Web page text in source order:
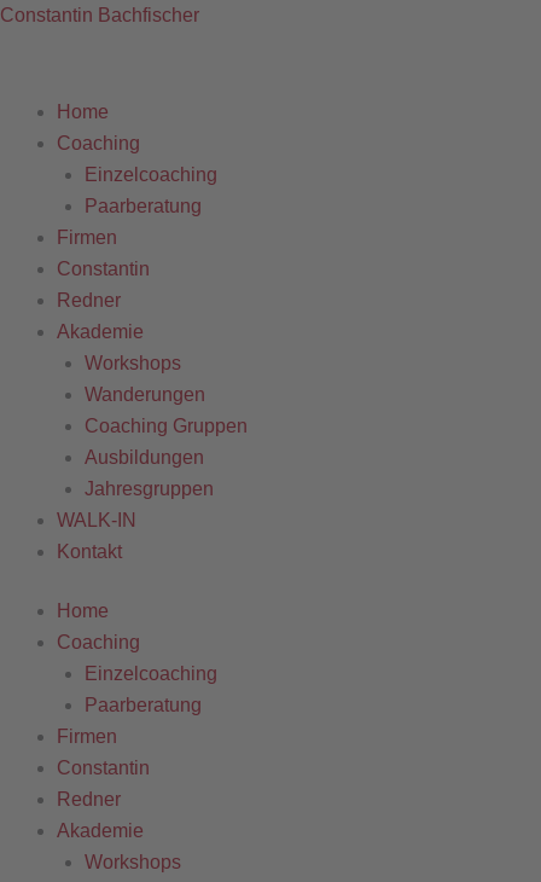
Constantin Bachfischer
Home
Coaching
Einzelcoaching
Paarberatung
Firmen
Constantin
Redner
Akademie
Workshops
Wanderungen
Coaching Gruppen
Ausbildungen
Jahresgruppen
WALK-IN
Kontakt
Home
Coaching
Einzelcoaching
Paarberatung
Firmen
Constantin
Redner
Akademie
Workshops